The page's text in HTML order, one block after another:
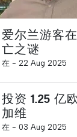
爱尔兰游客
亡之谜
在 - 22 Aug 2025
投资 1.25 亿
加维
在 - 03 Aug 2025